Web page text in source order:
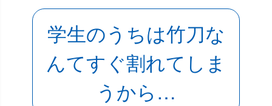
学生のうちは竹刀な
んてすぐ割れてしま
うから…